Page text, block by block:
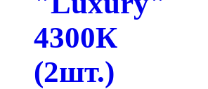
4300К
(2шт.)